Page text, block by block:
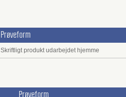
Prøveform
Skriftligt produkt udarbejdet hjemme
Prøveform